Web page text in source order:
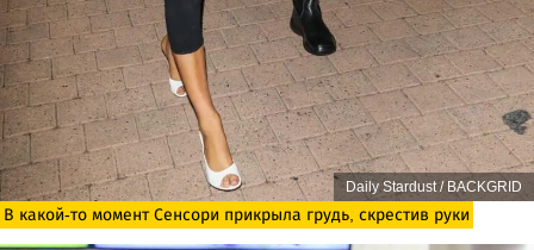
Daily Stardust / BACKGRID
В какой-то момент Сенсори прикрыла грудь, скрестив руки